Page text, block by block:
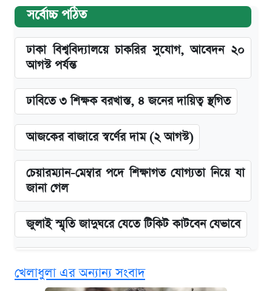
সর্বোচ্চ পঠিত
ঢাকা বিশ্ববিদ্যালয়ে চাকরির সুযোগ, আবেদন ২০
আগস্ট পর্যন্ত
ঢাবিতে ৩ শিক্ষক বরখাস্ত, ৪ জনের দায়িত্ব স্থগিত
আজকের বাজারে স্বর্ণের দাম (২ আগস্ট)
চেয়ারম্যান-মেম্বার পদে শিক্ষাগত যোগ্যতা নিয়ে যা
জানা গেল
জুলাই স্মৃতি জাদুঘরে যেতে টিকিট কাটবেন যেভাবে
ভাতা
খেলাধুলা এর অন্যান্য সংবাদ